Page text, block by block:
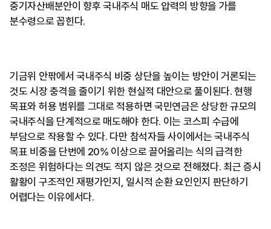
중기자산배분안이 향후 국내주식 매도 압력의 방향을 가를
분수령으로 꼽힌다.
기금위 안팎에서 국내주식 비중 상단을 높이는 방안이 거론되는
것도 시장 충격을 줄이기 위한 현실적 대안으로 풀이된다. 현행
목표와 허용 범위를 그대로 적용하면 국민연금은 상당한 규모의
국내주식을 단계적으로 매도해야 한다. 이는 코스피 수급에
부담으로 작용할 수 있다. 다만 참석자들 사이에서는 국내주식
목표 비중을 단번에 20% 이상으로 끌어올리는 식의 급격한
조정은 위험하다는 의견도 적지 않은 것으로 전해졌다. 최근 증시
활황이 구조적인 재평가인지, 일시적 순환 요인인지 판단하기
어렵다는 이유에서다.